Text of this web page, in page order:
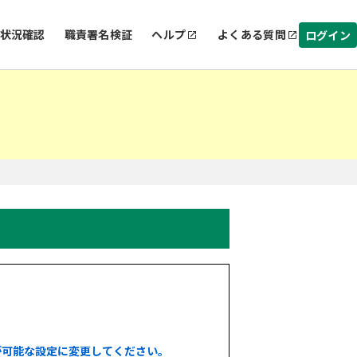
況確認 職責署名検証 ヘルプ よくある質問 ログイン
能な設定に変更してください。